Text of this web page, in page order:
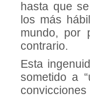
hasta que
los más
mundo, por
contrario.
Esta
sometido a